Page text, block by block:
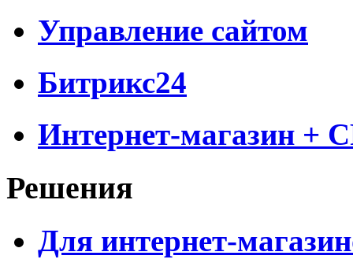
Управление сайтом
Битрикс24
Интернет-магазин +
Решения
Для интернет-